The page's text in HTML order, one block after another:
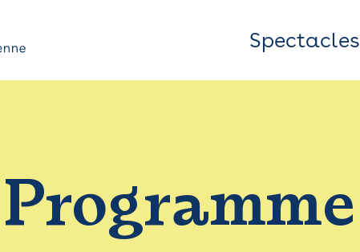
Top
Bar
Menu
Spectacles
Programme